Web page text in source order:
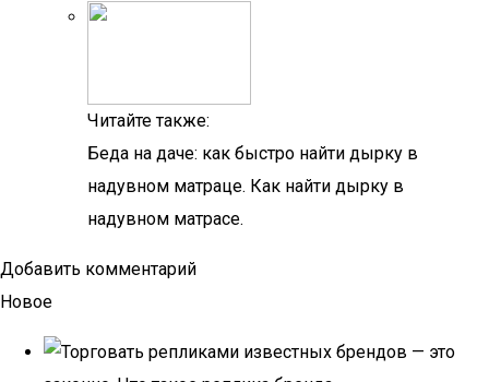
Читайте также:
Беда на даче: как быстро найти дырку в
надувном матраце. Как найти дырку в
надувном матрасе.
Добавить комментарий
Новое